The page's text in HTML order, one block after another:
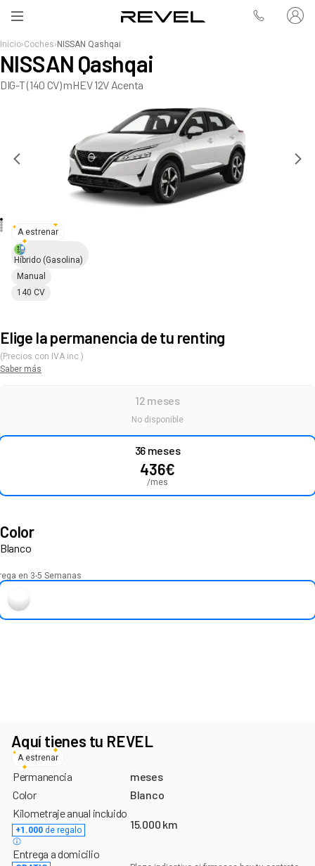
Inicio›Coches› NISSAN Qashqai
NISSAN Qashqai
DIG-T (140 CV) mHEV 12V Acenta
A estrenar
Híbrido (Gasolina)
Manual
140 CV
Elige la permanencia de tu renting
(Precios con IVA inc.)
Saber más
12 meses
No disponible
36 meses
436€
/mes
Color
Blanco
en 3-5 Semanas
Aquí tienes tu REVEL
A estrenar
Permanencia
meses
Color
Blanco
Kilometraje anual incluido
+1.000 de regalo 15.000 km
Entrega a domicilio